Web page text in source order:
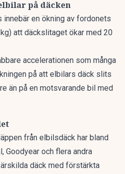
på däcken
innebär en ökning av fordonets
att däckslitaget ökar med 20
accelerationen som många
på att elbilars däck slits
än på en motsvarande bil med
från elbilsdäck har bland
Goodyear och flera andra
däck med förstärkta